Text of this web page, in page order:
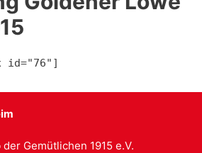
id="76"]
Gemütlichen 1915 e.V.